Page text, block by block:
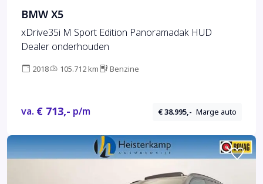
BMW X5
xDrive35i M Sport Edition Panoramadak HUD
Dealer onderhouden
2018 105.712 km Benzine
va. € 713,- p/m € 38.995,- Marge auto